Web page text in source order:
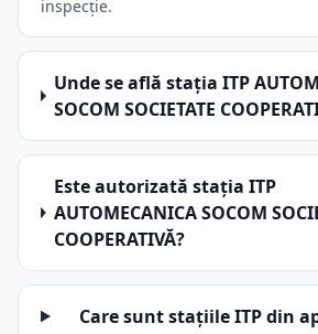
inspecție.
Unde se află stația ITP
SOCOM SOCIETATE
Este autorizată stația ITP
AUTOMECANICA SOCOM
COOPERATIVĂ?
Care sunt stațiile ITP din